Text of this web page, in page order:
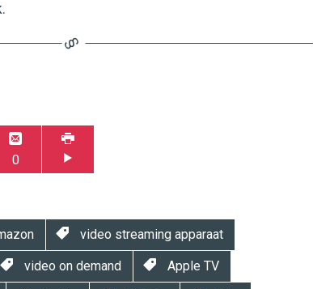
0
video streaming apparaat
video on demand Apple TV